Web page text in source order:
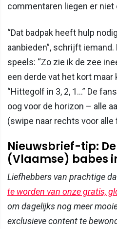
commentaren liegen er niet
“Dat badpak heeft hulp
aanbieden”, schrijft
speels: “Zo zie ik de zee
een derde vat het kort maar
“Hittegolf in 3, 2, 1…” De
oog voor de horizon – alle
(swipe naar rechts voor alle
Nieuwsbrief-tip:
(Vlaamse) babes
Liefhebbers van prachtige
te worden van onze gratis,
om dagelijks nog meer
exclusieve content te